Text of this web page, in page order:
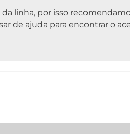
linha, por isso
de ajuda para encontrar o